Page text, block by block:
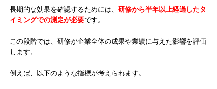
長期的な効果を確認するためには、 研修から半年以上経過したタ
イミングでの測定が必要です。
この段階では、研修が企業全体の成果や業績に与えた影響を評価
します。
例えば、以下のような指標が考えられます。